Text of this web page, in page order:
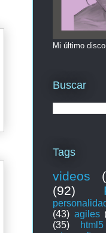
Mi último disco
Buscar
Tags
videos
(92)
(43) agiles
(35)
html5